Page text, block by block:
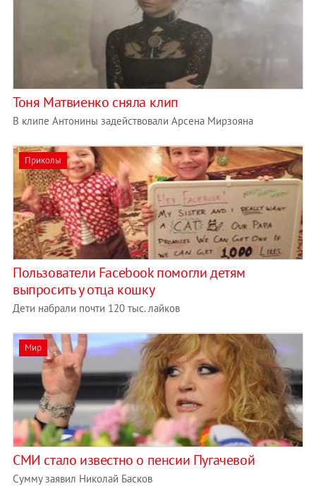
Тоня Матвиенко сняла клип
В клипе Антонины задействовали Арсена Мирзояна
Приколы
Пользователи Facebook помогли детям
выпросить у отца кошку
Дети набрали почти 120 тыс. лайков
Мир
СМИ стало известно о пенсии Пугачевой
Сумму заявил Николай Басков